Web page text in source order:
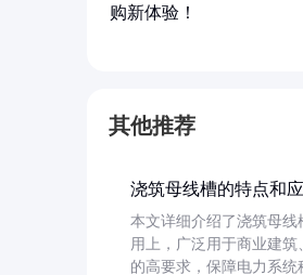
购新体验！
其他推荐
浇筑母线槽的特点和
本文详细介绍了浇筑母
用上，广泛用于商业建
的高要求，保障电力系统